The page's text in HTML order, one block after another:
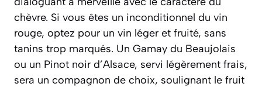
chèvre. Si vous êtes un inconditionnel du vin
rouge, optez pour un vin léger et fruité, sans
tanins trop marqués. Un Gamay du Beaujolais
ou un Pinot noir d’Alsace, servi légèrement frais,
sera un compagnon de choix, soulignant le fruit